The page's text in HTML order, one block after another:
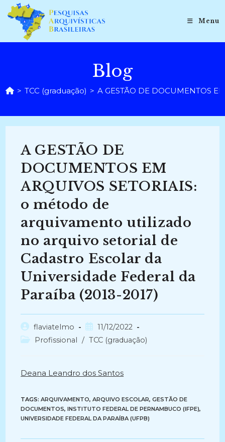
para
conteúdo
Menu
Blog
> TCC (graduação) > A GESTÃO DE DOCUMENTOS
A GESTÃO DE
DOCUMENTOS EM
ARQUIVOS SETORIAIS:
o método de
arquivamento utilizado
no arquivo setorial de
Cadastro Escolar da
Universidade Federal da
Paraíba (2013-2017)
Autor
do
flaviatelmo
Post
publicado:
11/12/2022
Categoria
Profissional / TCC (graduação)
Deana Leandro dos Santos
TAGS:ARQUIVAMENTO, ARQUIVO ESCOLAR, GESTÃO DE
DOCUMENTOS, INSTITUTO FEDERAL DE PERNAMBUCO (IFPE),
UNIVERSIDADE FEDERAL DA PARAÍBA (UFPB)